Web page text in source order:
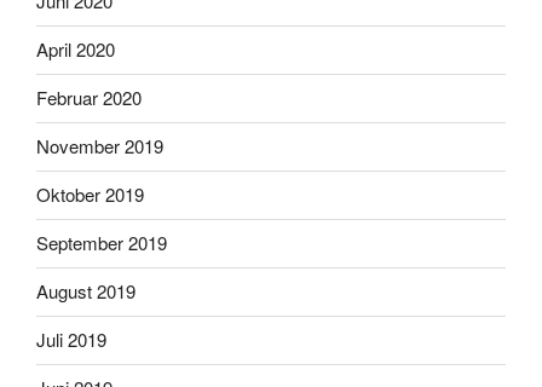
April 2020
Februar 2020
November 2019
Oktober 2019
September 2019
August 2019
Juli 2019